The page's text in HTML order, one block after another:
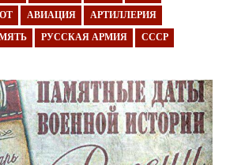
АВИАЦИЯ АРТИЛЛЕРИЯ
РУССКАЯ АРМИЯ СССР